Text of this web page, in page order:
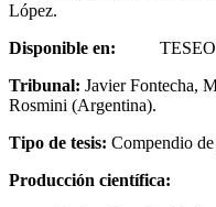
López.
Disponible en: TESEO
Tribunal: Javier Fontecha,
Rosmini (Argentina).
Tipo de tesis: Compendio
Producción científica: